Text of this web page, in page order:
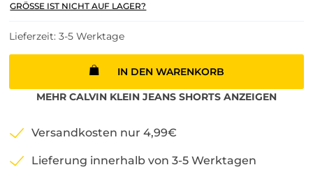
GRÖSSE IST NICHT AUF LAGER?
Lieferzeit: 3-5 Werktage
IN DEN WARENKORB
MEHR CALVIN KLEIN JEANS SHORTS ANZEIGEN
Versandkosten nur 4,99€
Lieferung innerhalb von 3-5 Werktagen